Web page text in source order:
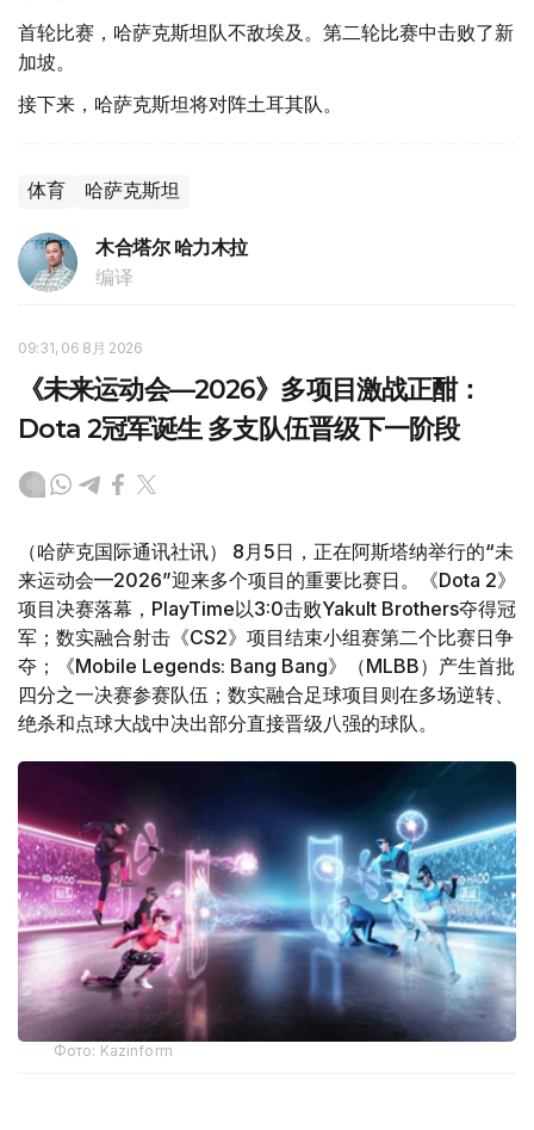
首轮比赛，哈萨克斯坦队不敌埃及。第二轮比赛中击败了新
加坡。
接下来，哈萨克斯坦将对阵土耳其队。
体育 哈萨克斯坦
木合塔尔 哈力木拉
编译
09:31, 06 8月 2026
《未来运动会—2026》多项目激战正酣：
Dota 2冠军诞生 多支队伍晋级下一阶段
（哈萨克国际通讯社讯） 8月5日，正在阿斯塔纳举行的“未
来运动会—2026”迎来多个项目的重要比赛日。《Dota 2》
项目决赛落幕，PlayTime以3:0击败Yakult Brothers夺得冠
军；数实融合射击《CS2》项目结束小组赛第二个比赛日争
夺；《Mobile Legends: Bang Bang》（MLBB）产生首批
四分之一决赛参赛队伍；数实融合足球项目则在多场逆转、
绝杀和点球大战中决出部分直接晋级八强的球队。
Фото: Kazinform